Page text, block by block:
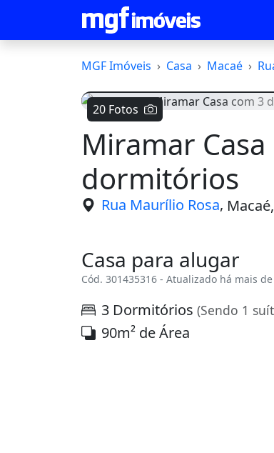
MGF Imóveis Casa Macaé
20 Fotos
Miramar
dormitórios
Rua Maurílio Rosa, Macaé,
Casa para alugar
Cód. 301435316 - Atualizado há mais
3 Dormitórios (Sendo 1
90m² de Área